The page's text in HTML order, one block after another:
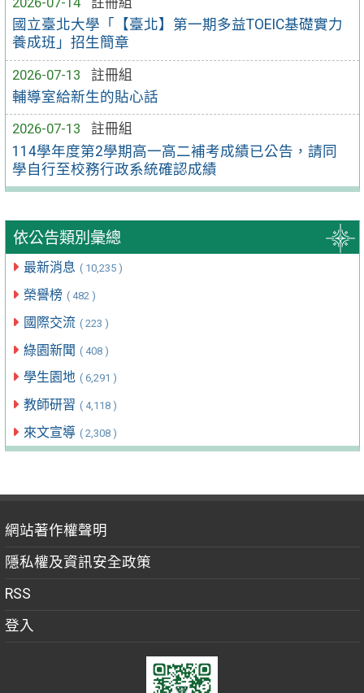
國立臺北大學「【臺北】第一期多益TOEIC基礎實力
養成班」招生簡章
2026-07-13
註冊組
輔導室給新生的貼心話
2026-07-13
註冊組
114學年度第2學期高一高二補考成績已公告，請同
學自行至校務行政系統確認成績
依公告類別彙總
最新消息 ( 10,235 )
榮譽榜 ( 482 )
國際交流 ( 223 )
綠園新聞 ( 408 )
學生園地 ( 6,291 )
教師研習 ( 4,118 )
來文宣導 ( 2,308 )
網站著作權聲明
隱私權及資訊安全政策
RSS
登入